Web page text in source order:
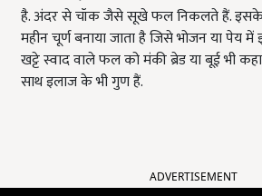
है. अंदर से चॉक जैसे सूखे फल निकलते हैं.
महीन चूर्ण बनाया जाता है जिसे भोजन या पेय में
खट्टे स्वाद वाले फल को मंकी ब्रेड या बूई भी
साथ इलाज के भी गुण हैं.
ADVERTISEMENT